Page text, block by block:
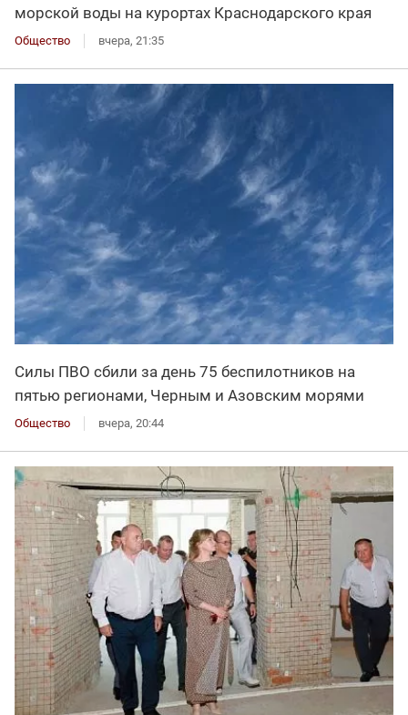
морской воды на курортах Краснодарского края
Общество вчера, 21:35
Силы ПВО сбили за день 75 беспилотников на
пятью регионами, Черным и Азовским морями
Общество вчера, 20:44